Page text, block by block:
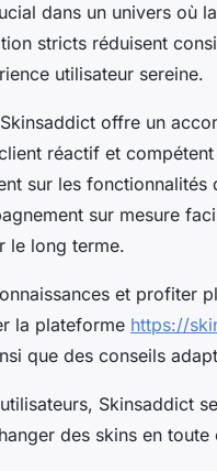
dans un univers où
stricts réduisent
utilisateur sereine.
offre un
réactif et
sur les
sur mesure
le long terme.
et profiter
la plateforme https://
que des conseils
Skinsaddict
des skins en